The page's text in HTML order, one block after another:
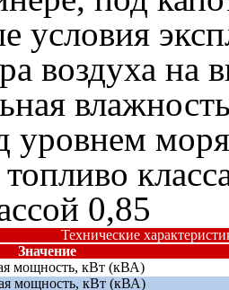
условия
воздуха на
уровнем
0,85
Технические
Значение
мощность, кВт (кВА)
мощность, кВт (кВА)